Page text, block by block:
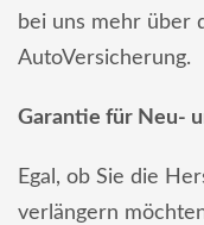
bei uns mehr über
AutoVersicherung.
Garantie für Neu-
Egal, ob Sie die
verlängern